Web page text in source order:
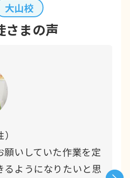
大山校
さまの声
願いしていた作業を定
るようになりたいと思